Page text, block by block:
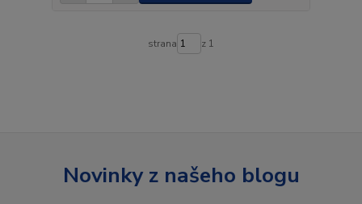
strana z 1
Novinky z našeho blogu